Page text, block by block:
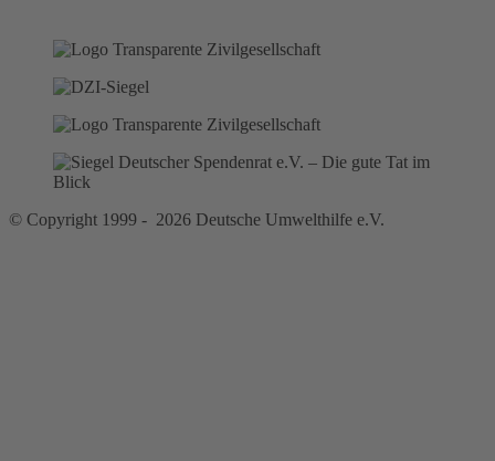
© Copyright 1999 - 2026 Deutsche Umwelthilfe e.V.